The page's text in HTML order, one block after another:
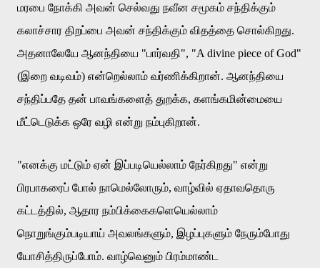
மரபை நோக்கி அவன் செல்வது நவீன சமூகம் சந்திக்கும்
கலாச்சார திறப்பை அவன் சந்திக்கும் விதத்தை சொல்கிறது.
அதனாலேயே ஆனந்தியை "பார்வதி", "A divine piece of God"
(இறை வடிவம்) என்றெல்லாம் வர்ணிக்கிறான். ஆனந்தியை
சந்திப்பதே தன் பாவங்களைத் துறக்க, களங்கமின்மையை
மீட்டெடுக்க ஒரே வழி என்று நம்புகிறான்.
"எனக்கு மட்டும் ஏன் இப்படியெல்லாம் நேர்கிறது" என்று
பிரபாகரைப் போல் நாமெல்லோரும், வாழ்வில் ஏதாவதொரு
கட்டத்தில், ஆதார நம்பிக்கைகளெயெல்லாம்
நொறுங்கும்படியாய் அவலங்களும், இழப்புகளும் நேரும்போது
யோசித்திருப்போம். வாழ்வெனும் பிரம்மாண்ட